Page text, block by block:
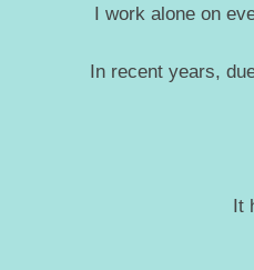
I work alone on
In recent years,
It